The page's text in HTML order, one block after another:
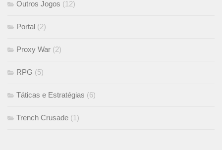
Outros Jogos (12)
Portal (2)
Proxy War (2)
RPG (5)
Táticas e Estratégias (6)
Trench Crusade (1)